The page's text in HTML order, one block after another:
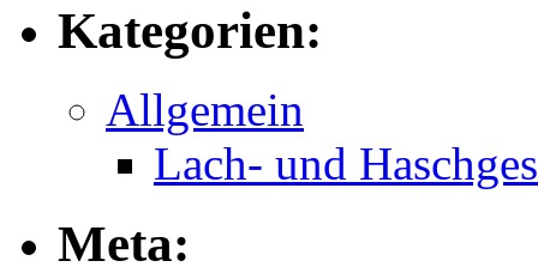
Kategorien:
Allgemein
Lach- und
Meta: